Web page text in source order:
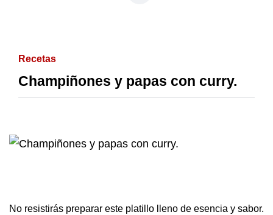
Recetas
Champiñones y papas con curry.
No resistirás preparar este platillo lleno de esencia y sabor.